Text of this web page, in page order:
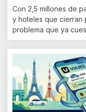
Con 2,5 millones de
y hoteles que cierran
problema que ya